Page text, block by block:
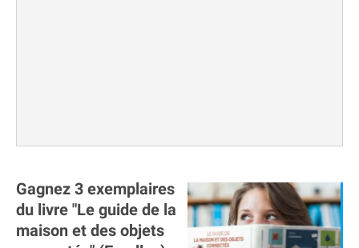
Gagnez 3 exemplaires
du livre "Le guide de la
maison et des objets